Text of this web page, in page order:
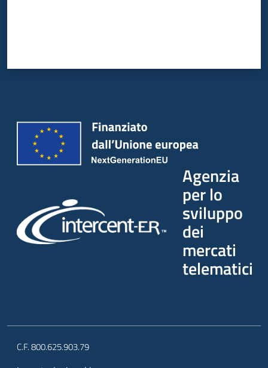
Agenzia
per lo
sviluppo
dei
mercati
telematici
C.F. 800.625.903.79